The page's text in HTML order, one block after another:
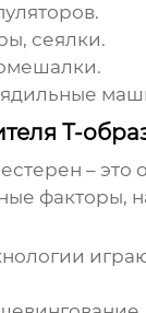
сеялки.
Т-
– это
факторы,